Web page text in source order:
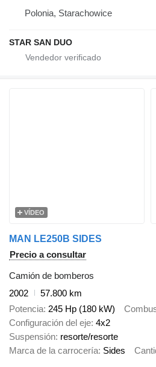
Polonia, Starachowice
STAR SAN DUO
VÍDEO
MAN LE250B SIDES
Precio a consultar
Camión de bomberos
2002
57.800 km
Potencia 245 Hp (180 kW)
Configuración del eje 4x2
Suspensión resorte/resorte
Marca de la carrocería Sides